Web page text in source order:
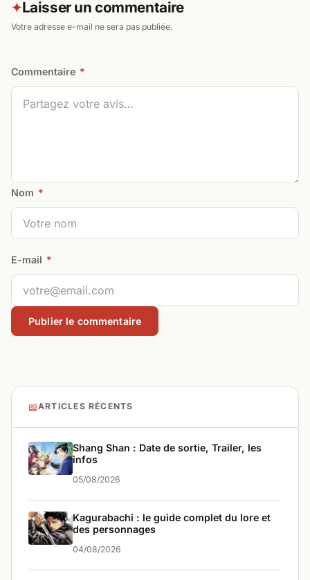
✦Laisser un commentaire
Votre adresse e-mail ne sera pas publiée.
Commentaire *
Nom *
E-mail *
📖ARTICLES RÉCENTS
Shang Shan : Date de sortie, Trailer, les
infos
05/08/2026
Kagurabachi : le guide complet du lore et
des personnages
04/08/2026